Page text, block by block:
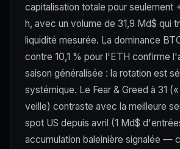
capitalisation totale pour seulement
h, avec un volume de 31,9 Md$ qui
liquidité mesurée. La dominance
contre 10,1 % pour l'ETH confirme
saison généralisée : la rotation est
systémique. Le Fear & Greed à 31
veille) contraste avec la meilleure
spot US depuis avril (1 Md$
accumulation baleinière signalée —